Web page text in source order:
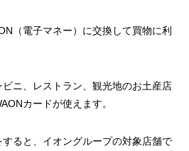
（電子マネー）に交換して買物に利
ニ、レストラン、観光地のお土産店
カードが使えます。
すると、イオングループの対象店舗で